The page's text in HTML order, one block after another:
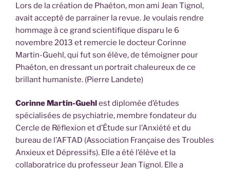
Lors de la création de Phaéton, mon ami Jean Tignol,
avait accepté de parrainer la revue. Je voulais rendre
hommage à ce grand scientifique disparu le 6
novembre 2013 et remercie le docteur Corinne
Martin-Guehl, qui fut son élève, de témoigner pour
Phaéton, en dressant un portrait chaleureux de ce
brillant humaniste. (Pierre Landete)
Corinne Martin-Guehlest diplomée d’études
spécialisées de psychiatrie, membre fondateur du
Cercle de Réflexion et d’Étude sur l’Anxiété et du
bureau de l’AFTAD (Association Française des Troubles
Anxieux et Dépressifs). Elle a été l’élève et la
collaboratrice du professeur Jean Tignol. Elle a